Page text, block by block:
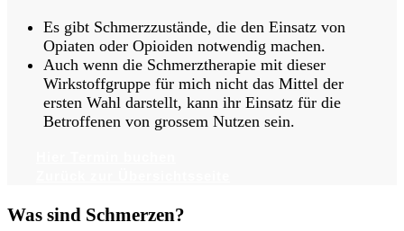
Es gibt Schmerzzustände, die den Einsatz von
Opiaten oder Opioiden notwendig machen.
Auch wenn die Schmerztherapie mit dieser
Wirkstoffgruppe für mich nicht das Mittel der
ersten Wahl darstellt, kann ihr Einsatz für die
Betroffenen von grossem Nutzen sein.
Was sind Schmerzen?